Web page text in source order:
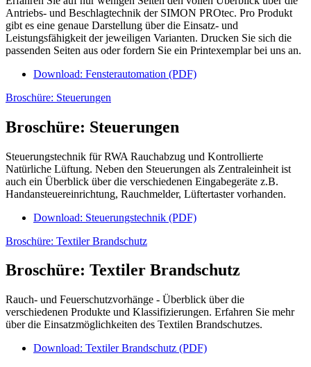
Antriebs- und Beschlagtechnik der SIMON PROtec. Pro Produkt
gibt es eine genaue Darstellung über die Einsatz- und
Leistungsfähigkeit der jeweiligen Varianten. Drucken Sie sich die
passenden Seiten aus oder fordern Sie ein Printexemplar bei uns an.
Download: Fensterautomation (PDF)
Broschüre: Steuerungen
Broschüre: Steuerungen
Steuerungstechnik für RWA Rauchabzug und Kontrollierte
Natürliche Lüftung. Neben den Steuerungen als Zentraleinheit ist
auch ein Überblick über die verschiedenen Eingabegeräte z.B.
Handansteuereinrichtung, Rauchmelder, Lüftertaster vorhanden.
Download: Steuerungstechnik (PDF)
Broschüre: Textiler Brandschutz
Broschüre: Textiler Brandschutz
Rauch- und Feuerschutzvorhänge - Überblick über die
verschiedenen Produkte und Klassifizierungen. Erfahren Sie mehr
über die Einsatzmöglichkeiten des Textilen Brandschutzes.
Download: Textiler Brandschutz (PDF)